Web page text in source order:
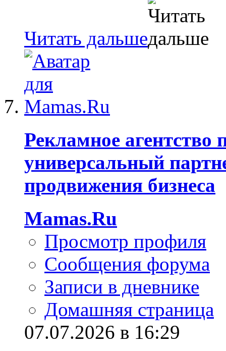
Читать дальше
Рекламное агентство
универсальный
продвижения бизнеса
Mamas.Ru
Просмотр профиля
Сообщения форума
Записи в дневнике
Домашняя страница
07.07.2026 в 16:29